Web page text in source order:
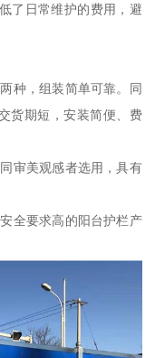
了日常维护的费用，避
种，组装简单可靠。同
货期短，安装简便、费
审美观感者选用，具有
全要求高的阳台护栏产